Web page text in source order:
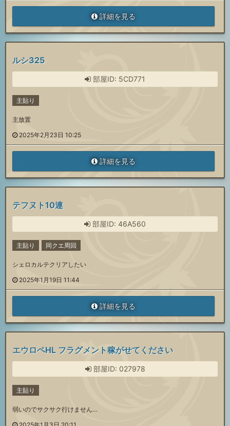
詳細を見る
ルシ325
部屋ID: 5CD771
主貼り
主放置
2025年2月23日 10:25
詳細を見る
テフヌト10連
部屋ID: 46A560
主貼り 同クエ周回
シェロカルテクリアしたい
2025年1月19日 11:44
詳細を見る
エウロペHL フラグメント稼がせてください
部屋ID: 027978
主貼り
弱いのでサクサク行けません…